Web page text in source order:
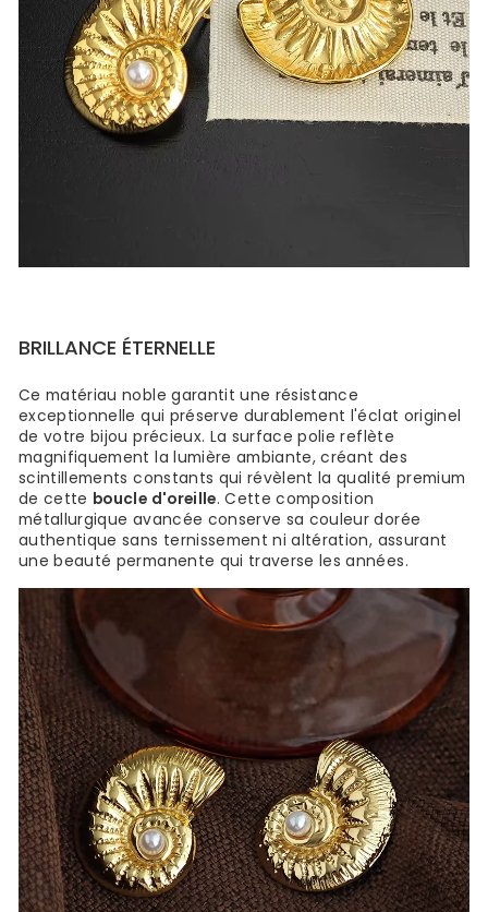
BRILLANCE ÉTERNELLE
Ce matériau noble garantit une résistance
exceptionnelle qui préserve durablement l'éclat originel
de votre bijou précieux. La surface polie reflète
magnifiquement la lumière ambiante, créant des
scintillements constants qui révèlent la qualité premium
de cette boucle d'oreille. Cette composition
métallurgique avancée conserve sa couleur dorée
authentique sans ternissement ni altération, assurant
une beauté permanente qui traverse les années.